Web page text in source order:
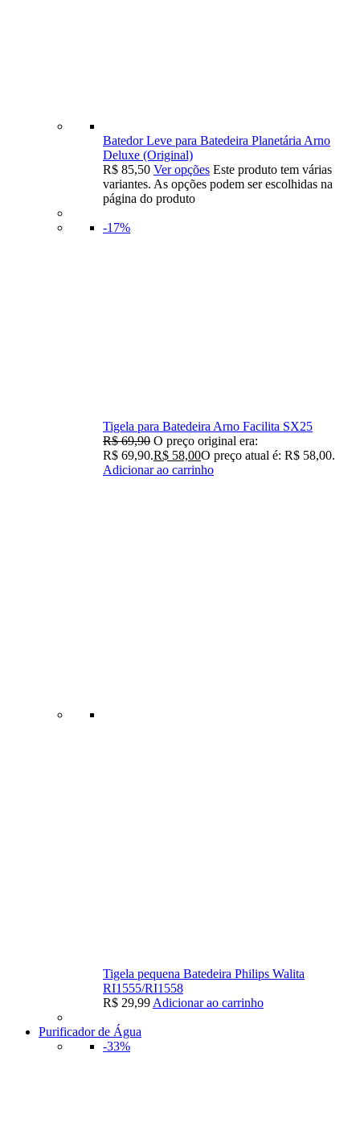
Batedor Leve para Batedeira Planetária Arno
Deluxe (Original)
R$ 85,50 Ver opções Este produto tem várias
variantes. As opções podem ser escolhidas na
página do produto
-17%
Tigela para Batedeira Arno Facilita SX25
R$69,90 O preço original era:
R$ 69,90.R$ 58,00O preço atual é: R$ 58,00.
Adicionar ao carrinho
Tigela pequena Batedeira Philips Walita
RI1555/RI1558
R$ 29,99 Adicionar ao carrinho
Purificador de Água
-33%